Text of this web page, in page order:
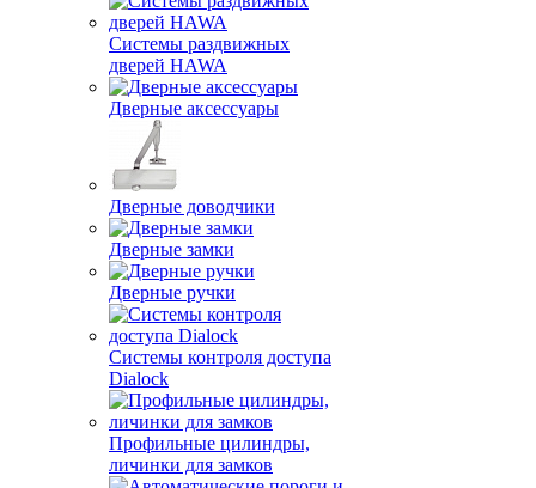
Системы раздвижных
дверей HAWA
Дверные аксессуары
Дверные доводчики
Дверные замки
Дверные ручки
Системы контроля доступа
Dialock
Профильные цилиндры,
личинки для замков